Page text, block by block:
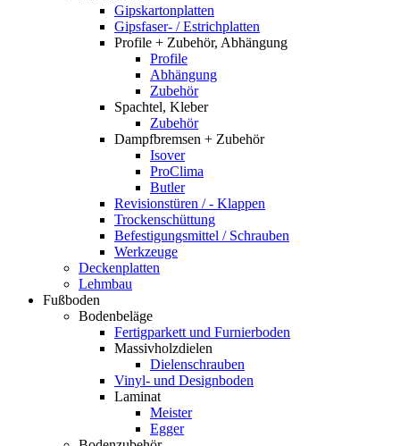
Gipskartonplatten
Gipsfaser- / Estrichplatten
Profile + Zubehör, Abhängung
Profile
Abhängung
Zubehör
Spachtel, Kleber
Zubehör
Dampfbremsen + Zubehör
Isover
ProClima
Butler
Revisionstüren / - Klappen
Trockenschüttung
Befestigungsmittel / Schrauben
Werkzeuge
Deckenplatten
Lehmbau
Fußboden
Bodenbeläge
Fertigparkett und Furnierboden
Massivholzdielen
Dielenschrauben
Vinyl- und Designboden
Laminat
Meister
Egger